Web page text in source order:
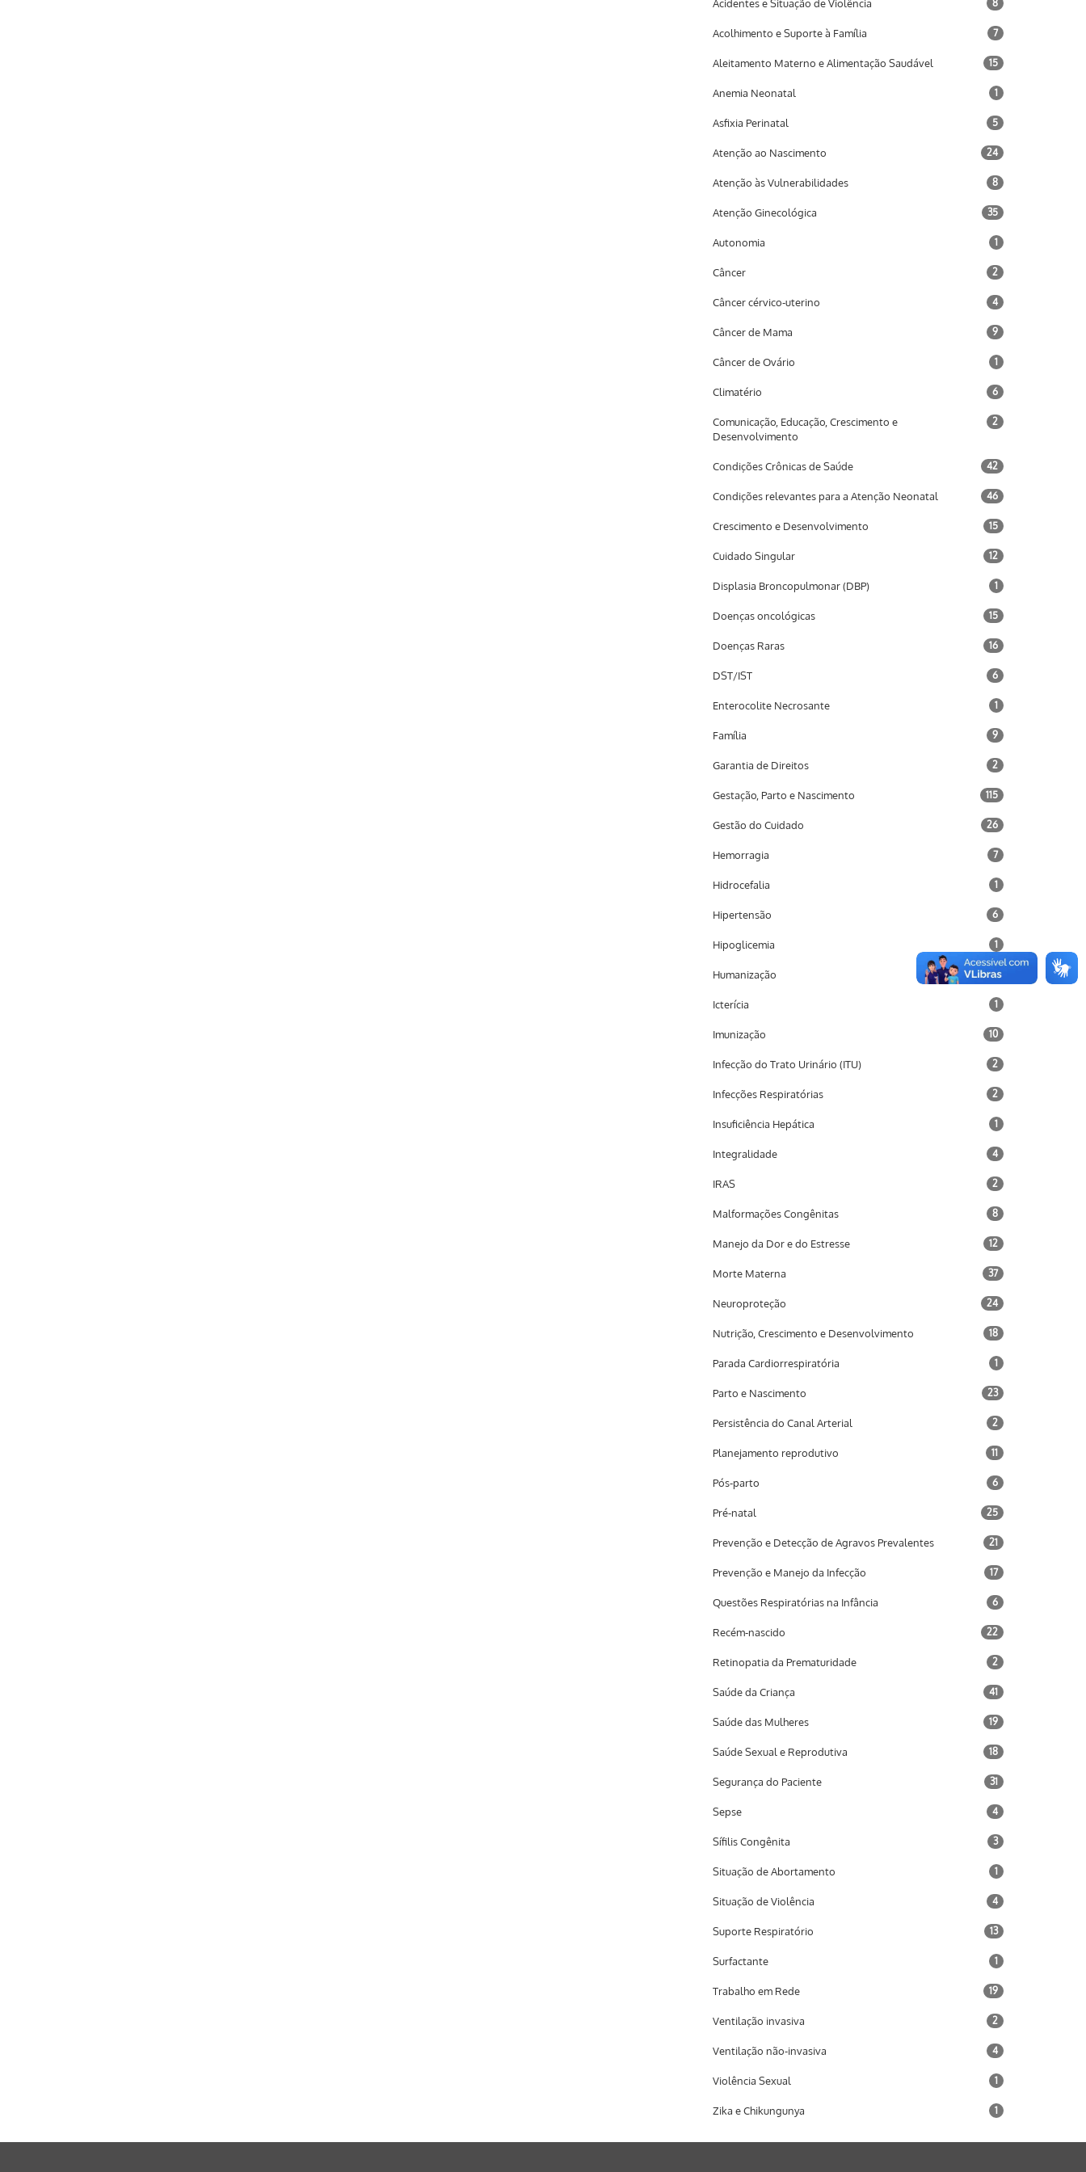
Acidentes e Situação de Violência 8
Acolhimento e Suporte à Família 7
Aleitamento Materno e Alimentação Saudável 15
Anemia Neonatal 1
Asfixia Perinatal 5
Atenção ao Nascimento 24
Atenção às Vulnerabilidades 8
Atenção Ginecológica 35
Autonomia 1
Câncer 2
Câncer cérvico-uterino 4
Câncer de Mama 9
Câncer de Ovário 1
Climatério 6
Comunicação, Educação, Crescimento e
Desenvolvimento
2
Condições Crônicas de Saúde 42
Condições relevantes para a Atenção Neonatal 46
Crescimento e Desenvolvimento 15
Cuidado Singular 12
Displasia Broncopulmonar (DBP) 1
Doenças oncológicas 15
Doenças Raras 16
DST/IST 6
Enterocolite Necrosante 1
Família 9
Garantia de Direitos 2
Gestação, Parto e Nascimento 115
Gestão do Cuidado 26
Hemorragia 7
Hidrocefalia 1
Hipertensão 6
Hipoglicemia 1
Humanização 2
Icterícia 1
Imunização 10
Infecção do Trato Urinário (ITU) 2
Infecções Respiratórias 2
Insuficiência Hepática 1
Integralidade 4
IRAS 2
Malformações Congênitas 8
Manejo da Dor e do Estresse 12
Morte Materna 37
Neuroproteção 24
Nutrição, Crescimento e Desenvolvimento 18
Parada Cardiorrespiratória 1
Parto e Nascimento 23
Persistência do Canal Arterial 2
Planejamento reprodutivo 11
Pós-parto 6
Pré-natal 25
Prevenção e Detecção de Agravos Prevalentes 21
Prevenção e Manejo da Infecção 17
Questões Respiratórias na Infância 6
Recém-nascido 22
Retinopatia da Prematuridade 2
Saúde da Criança 41
Saúde das Mulheres 19
Saúde Sexual e Reprodutiva 18
Segurança do Paciente 31
Sepse 4
Sífilis Congênita 3
Situação de Abortamento 1
Situação de Violência 4
Suporte Respiratório 13
Surfactante 1
Trabalho em Rede 19
Ventilação invasiva 2
Ventilação não-invasiva 4
Violência Sexual 1
Zika e Chikungunya 1